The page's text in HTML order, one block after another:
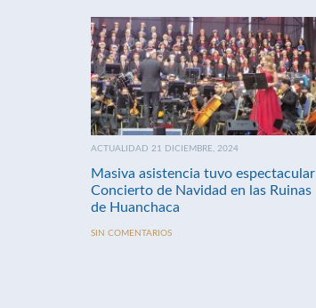
ACTUALIDAD 21 DICIEMBRE, 2024
Masiva asistencia tuvo espectacular
Concierto de Navidad en las Ruinas
de Huanchaca
SIN COMENTARIOS